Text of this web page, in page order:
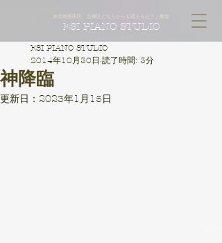
東京都墨田区、台東区どちらからも通えるピアノ教室
ESI PIANO STUDIO
神降臨
ESI PIANO STUDIO
2014年10月30日 読了時間: 3分
更新日： 2023年1月15日